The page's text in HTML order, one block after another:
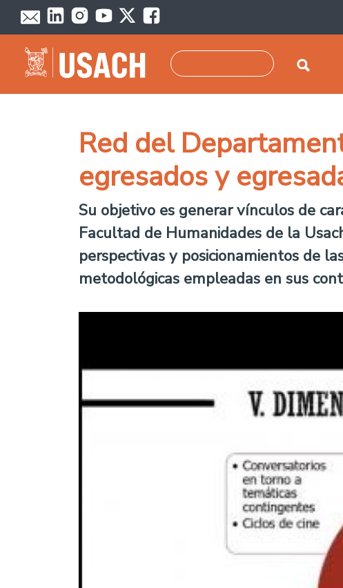
Skip to main content
Red del
egresados y
Su objetivo es generar vínculos de
Facultad de Humanidades de la
perspectivas y posicionamientos de
metodológicas empleadas en sus